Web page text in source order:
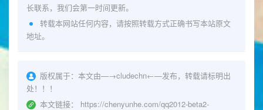
长联系，我们会第一时间更新。
转载本网站任何内容，请按照转载方式正确书写本站原文
地址。
版权属于： 本文由—→cludechn←—发布，转载请标明出
处！！！
本文链接：
https://chenyunhe.com/qq2012-beta2-